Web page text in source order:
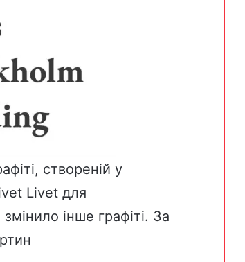
, створеній у
Livet для
інше графіті. За